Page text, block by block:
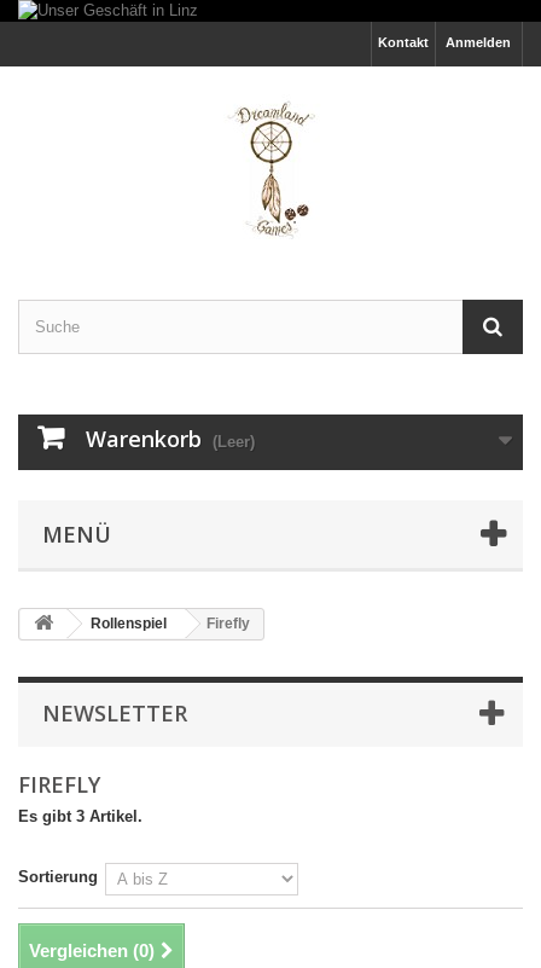
Anmelden
Kontakt
Warenkorb (Leer)
MENÜ
Rollenspiel Firefly
NEWSLETTER
FIREFLY
Es gibt 3 Artikel.
Sortierung
Vergleichen (0)